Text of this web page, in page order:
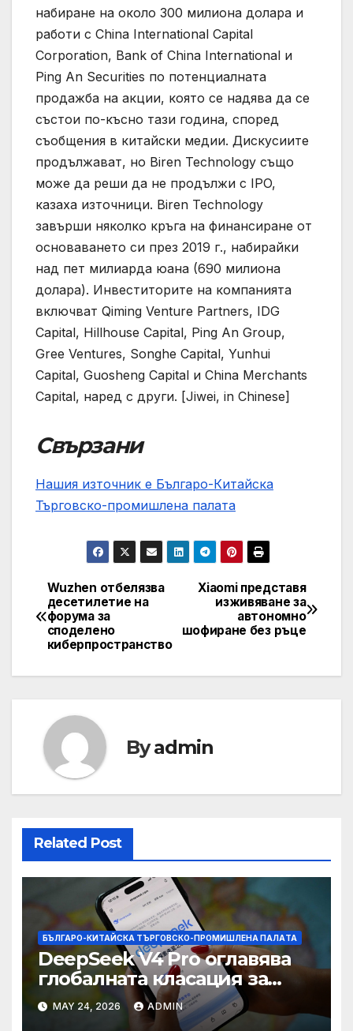
набиране на около 300 милиона долара и
работи с China International Capital
Corporation, Bank of China International и
Ping An Securities по потенциалната
продажба на акции, която се надява да се
състои по-късно тази година, според
съобщения в китайски медии. Дискусиите
продължават, но Biren Technology също
може да реши да не продължи с IPO,
казаха източници. Biren Technology
завърши няколко кръга на финансиране от
основаването си през 2019 г., набирайки
над пет милиарда юана (690 милиона
долара). Инвеститорите на компанията
включват Qiming Venture Partners, IDG
Capital, Hillhouse Capital, Ping An Group,
Gree Ventures, Songhe Capital, Yunhui
Capital, Guosheng Capital и China Merchants
Capital, наред с други. [Jiwei, in Chinese]
Свързани
Нашия източник е Българо-Китайска
Търговско-промишлена палaта
Post
navigation
Xiaomi представя
изживяване за
автономно
шофиране без ръце
Wuzhen отбелязва
десетилетие на
форума за
споделено
киберпространство
Byadmin
Related Post
БЪЛГАРО-КИТАЙСКА ТЪРГОВСКО-ПРОМИШЛЕНА ПАЛAТА
DeepSeek V4 Pro оглавява
глобалната класация за
печалба след 75%
намаление на цената
MAY 24, 2026 ADMIN